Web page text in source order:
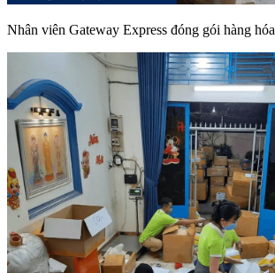
Nhân viên Gateway Express đóng gói hàng hóa